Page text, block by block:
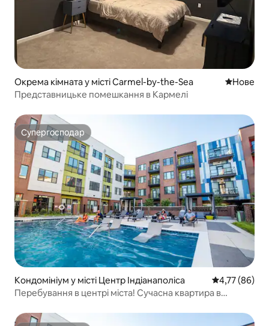
Окрема кімната у місті Carmel-by-the-Sea Нове
Нове
Представницьке помешкання в Кармелі
Супергосподар
Супергосподар
Кондомініум у місті Центр Індіанаполіса Середня
4,77 (86)
Перебування в центрі міста! Сучасна квартира в